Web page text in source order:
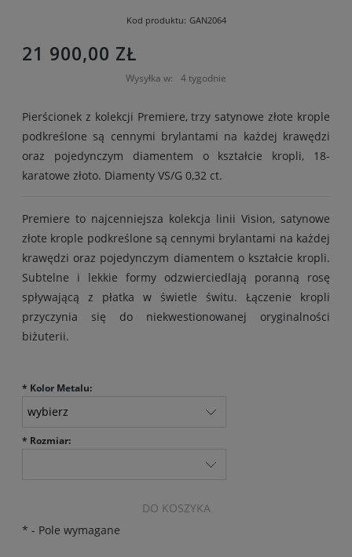
Kod produktu: GAN2064
21 900,00 ZŁ
Wysyłka w: 4 tygodnie
Pierścionek z kolekcji Premiere, trzy satynowe złote krople
podkreślone są cennymi brylantami na każdej krawędzi
oraz pojedynczym diamentem o kształcie kropli, 18-
karatowe złoto. Diamenty VS/G 0,32 ct.
Premiere to najcenniejsza kolekcja linii Vision, satynowe
złote krople podkreślone są cennymi brylantami na każdej
krawędzi oraz pojedynczym diamentem o kształcie kropli.
Subtelne i lekkie formy odzwierciedlają poranną rosę
spływającą z płatka w świetle świtu. Łączenie kropli
przyczynia się do niekwestionowanej oryginalności
biżuterii.
* Kolor Metalu:
* Rozmiar:
DO KOSZYKA
* - Pole wymagane